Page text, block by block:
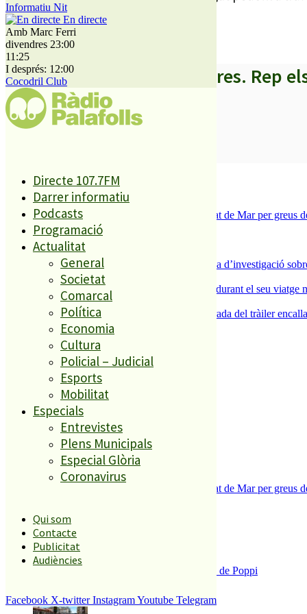
Informatiu Nit
En directe
Amb Marc Ferri
divendres 23:00
11:25
I després: 12:00
Cocodril Club
Directe 107.7FM
Darrer informatiu
Podcasts
Programació
Actualitat
General
Societat
Comarcal
Política
Economia
Cultura
Policial – Judicial
Esports
Mobilitat
Especials
Entrevistes
Plens Municipals
Especial Glòria
Coronavirus
Qui som
Contacte
Publicitat
Audiències
Facebook X-twitter InstagramYoutube Telegram
A partir d’ara no et perdis res. Rep
És tendència ara
1
Tanquen un local de menjar ràpid a Malgrat de Mar per greus
2
ESPORTS CAP DE SETMANA
3
Un historiador local guanya la primera beca d’investigació
Un grup de cigonyes fa parada a Palafolls durant el seu viatge
Normalitat a Ciutat Jardí després de la retirada del tràiler
El més llegit
ESPORTS CAP DE SETMANA
2
Tanquen un local de menjar ràpid a Malgrat de Mar per greus
Enxampat l’autor de les pintades a la plaça de Poppi